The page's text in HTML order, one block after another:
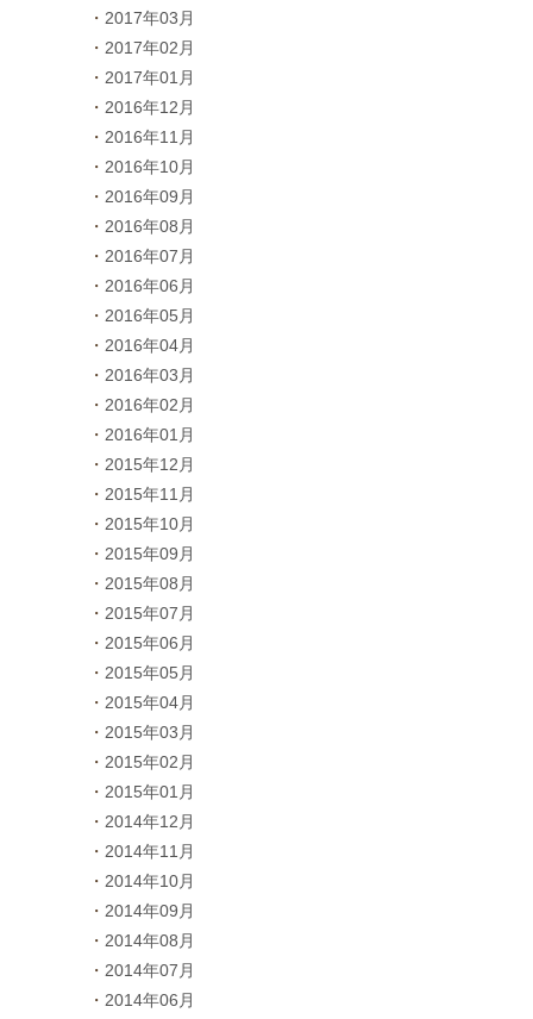
2017年03月
2017年02月
2017年01月
2016年12月
2016年11月
2016年10月
2016年09月
2016年08月
2016年07月
2016年06月
2016年05月
2016年04月
2016年03月
2016年02月
2016年01月
2015年12月
2015年11月
2015年10月
2015年09月
2015年08月
2015年07月
2015年06月
2015年05月
2015年04月
2015年03月
2015年02月
2015年01月
2014年12月
2014年11月
2014年10月
2014年09月
2014年08月
2014年07月
2014年06月